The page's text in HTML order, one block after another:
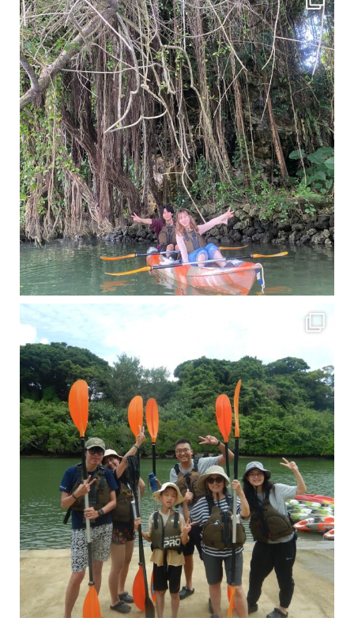
梅雨真っ只中の沖縄ですが 今日もカンカンに晴れてくれました！！
今日は満潮だっ